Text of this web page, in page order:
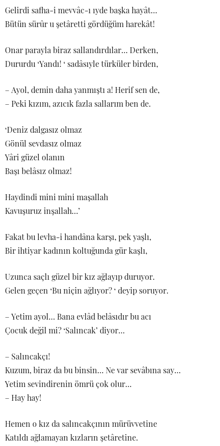
Gelirdi safha-i mevvâc-ı ıyde başka hayât…
Bütün sürûr u şetâretti gördüğüm harekât!
Onar parayla biraz sallandırdılar… Derken,
Dururdu ‘Yandı! ‘ sadâsıyle türküler birden,
– Ayol, demin daha yanmıştı a! Herif sen de,
– Peki kızım, azıcık fazla sallarım ben de.
‘Deniz dalgasız olmaz
Gönül sevdasız olmaz
Yâri güzel olanın
Başı belâsız olmaz!
Haydindi mini mini maşallah
Kavuşuruz inşallah…’
Fakat bu levha-i handâna karşı, pek yaşlı,
Bir ihtiyar kadının koltuğunda gür kaşlı,
Uzunca saçlı güzel bir kız ağlayıp duruyor.
Gelen geçen ‘Bu niçin ağlıyor? ‘ deyip soruyor.
– Yetim ayol… Bana evlâd belâsıdır bu acı
Çocuk değil mi? ‘Salıncak’ diyor…
– Salıncakçı!
Kuzum, biraz da bu binsin… Ne var sevâbına say…
Yetim sevindirenin ömrü çok olur…
– Hay hay!
Hemen o kız da salıncakçının mürüvvetine
Katıldı ağlamayan kızların şetâretine.